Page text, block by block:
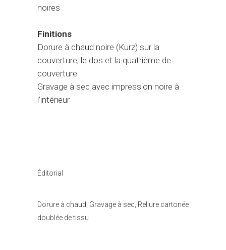
noires
Finitions
Dorure à chaud noire (Kurz) sur la
couverture, le dos et la quatrième de
couverture
Gravage à sec avec impression noire à
l’intérieur
Éditorial
Dorure à chaud, Gravage à sec, Reliure cartonée
doublée de tissu